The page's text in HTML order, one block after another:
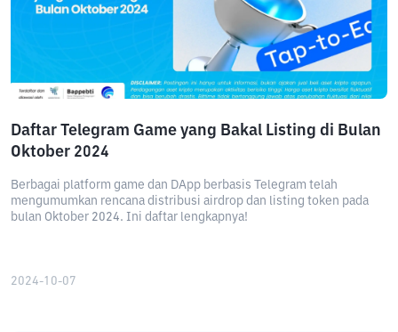
Daftar Telegram Game yang Bakal Listing di Bulan
Oktober 2024
Berbagai platform game dan DApp berbasis Telegram telah
mengumumkan rencana distribusi airdrop dan listing token pada
bulan Oktober 2024. Ini daftar lengkapnya!
2024-10-07